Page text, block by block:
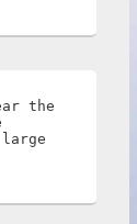
the